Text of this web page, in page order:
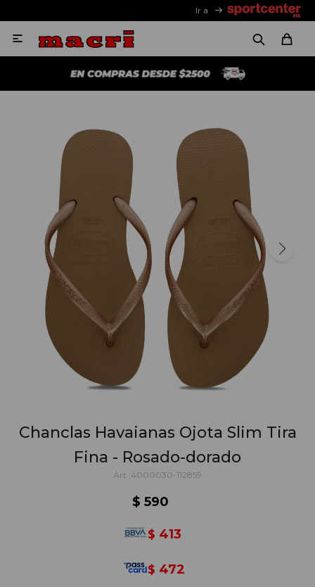
Ir a

Chanclas Havaianas Ojota Slim Tira
Fina - Rosado-dorado
4000030-112859
$ 590
$ 413
$ 472